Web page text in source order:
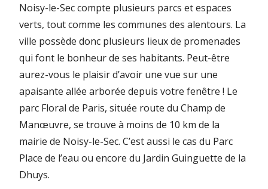
Noisy-le-Sec compte plusieurs parcs et espaces
verts, tout comme les communes des alentours. La
ville possède donc plusieurs lieux de promenades
qui font le bonheur de ses habitants. Peut-être
aurez-vous le plaisir d’avoir une vue sur une
apaisante allée arborée depuis votre fenêtre ! Le
parc Floral de Paris, située route du Champ de
Manœuvre, se trouve à moins de 10 km de la
mairie de Noisy-le-Sec. C’est aussi le cas du Parc
Place de l’eau ou encore du Jardin Guinguette de la
Dhuys.